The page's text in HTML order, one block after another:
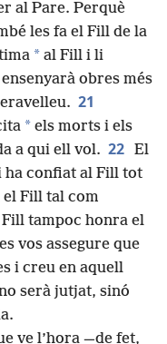
al Pare. Perquè
les fa el Fill de la
* al Fill i li
obres més
21
* els morts i els
a qui ell vol. 22 El
ha confiat al Fill tot
Fill tal com
tampoc honra el
vos assegure que
i creu en aquell
serà jutjat, sinó
ve l’hora —de fet,